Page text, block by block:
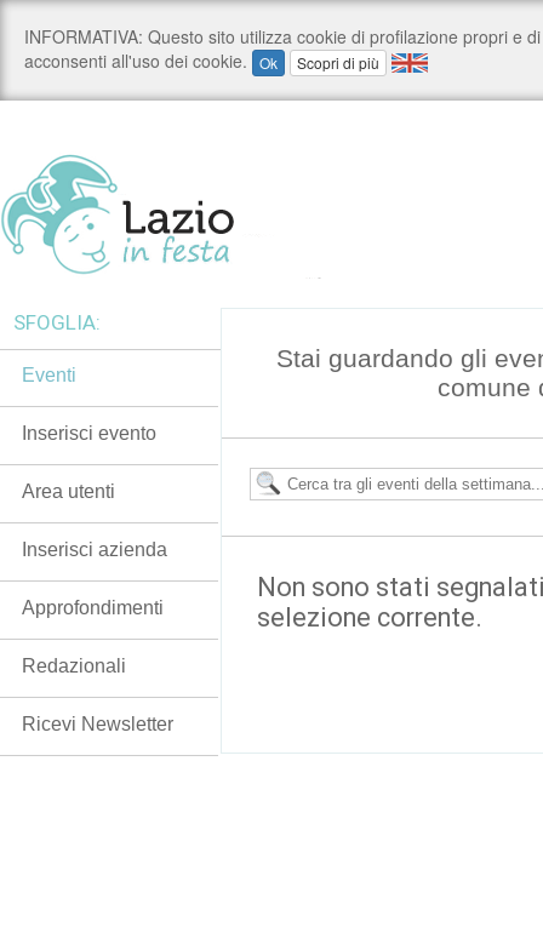
Stai guardando gli
comune
Non sono stati
selezione corrente.
SFOGLIA:
Eventi
Inserisci evento
Area utenti
Inserisci azienda
Approfondimenti
Redazionali
Ricevi Newsletter